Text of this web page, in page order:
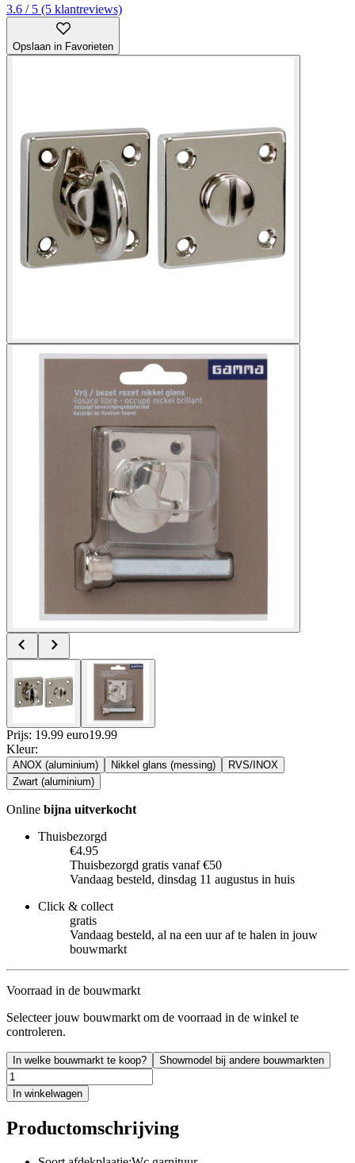
3.6 / 5 (5 klantreviews)
Opslaan in Favorieten
Prijs: 19.99 euro19.99
Kleur:
ANOX (aluminium) Nikkel glans (messing)
RVS/INOX
Zwart (aluminium)
Online bijna uitverkocht
Thuisbezorgd
€4.95
Thuisbezorgd gratis vanaf €50
Vandaag besteld, dinsdag 11 augustus in huis
Click & collect
gratis
Vandaag besteld, al na een uur af te halen in jouw
bouwmarkt
Voorraad in de bouwmarkt
Selecteer jouw bouwmarkt om de voorraad in de winkel te
controleren.
In welke bouwmarkt te koop? Showmodel bij andere bouwmarkten
In winkelwagen
Productomschrijving